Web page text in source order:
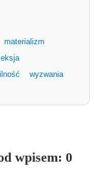
materializm
wyzwania
wpisem: 0